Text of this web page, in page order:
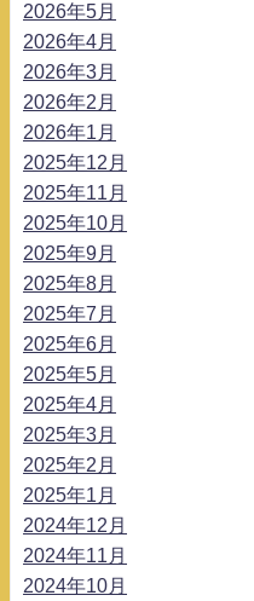
2026年5月
2026年4月
2026年3月
2026年2月
2026年1月
2025年12月
2025年11月
2025年10月
2025年9月
2025年8月
2025年7月
2025年6月
2025年5月
2025年4月
2025年3月
2025年2月
2025年1月
2024年12月
2024年11月
2024年10月